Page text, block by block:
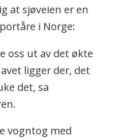
at sjøveien er en
i Norge:
oss ut av det økte
ligger der, det
det, sa
vogntog med